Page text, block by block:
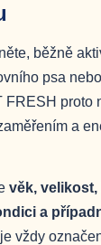
běžně
psa
FRESH proto
a
věk,
a
vždy